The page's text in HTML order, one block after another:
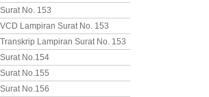
Surat No. 153
VCD Lampiran Surat No. 153
Transkrip Lampiran Surat No. 153
Surat No.154
Surat No.155
Surat No.156